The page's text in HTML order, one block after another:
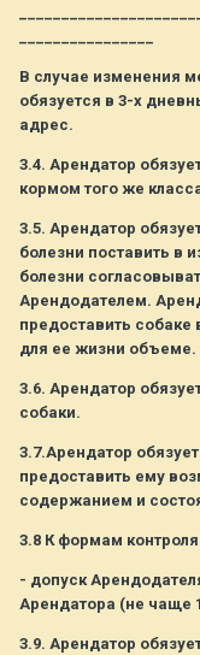
________________
В случае изменения
обязуется в 3-х
адрес.
3.4. Арендатор
кормом того же
3.5. Арендатор
болезни поставить в
болезни
Арендодателем.
предоставить
для ее жизни объеме.
3.6. Арендатор
собаки.
3.7.Арендатор
предоставить ему
содержанием и
3.8 К формам
- допуск
Арендатора (не чаще
3.9. Арендатор